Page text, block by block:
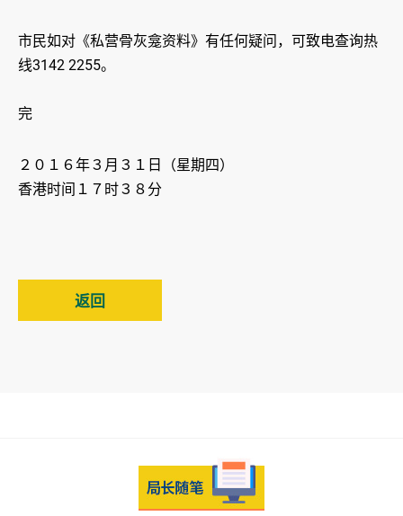
市民如对《私营骨灰龛资料》有任何疑问，可致电查询热
线3142 2255。
完
２０１６年３月３１日（星期四）
香港时间１７时３８分
返回